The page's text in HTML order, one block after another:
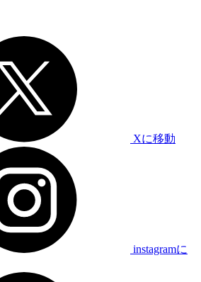
Xに移動
instagramに